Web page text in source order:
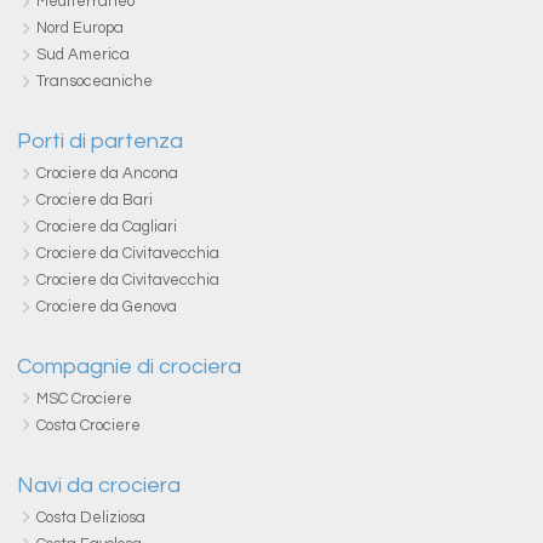
Nord Europa
Sud America
Transoceaniche
Porti di partenza
Crociere da Ancona
Crociere da Bari
Crociere da Cagliari
Crociere da Civitavecchia
Crociere da Civitavecchia
Crociere da Genova
Compagnie di crociera
MSC Crociere
Costa Crociere
Navi da crociera
Costa Deliziosa